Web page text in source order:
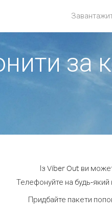
за
Із Viber Out ви
Телефонуйте на будь-
Придбайте пакети